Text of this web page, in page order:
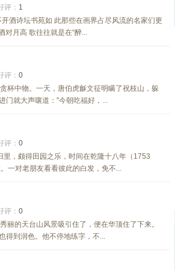
评： 1
酒诗坛书苑如 此那些在画界占尽风流的名家们更
对月高 歌往往就是在“醉...
评： 0
杯中物。一天，唐伯虎龢文征明瞒了祝枝山，躲
门就大声嚷道："今朝吃福好，...
评： 0
，颇得田园之乐，时间在乾隆十八年（1753
一对老朋友看看彼此的白发，免不...
评： 0
丽的天台山风景吸引住了，便在华顶住了下来。
得到润色。他不停地练字，不...